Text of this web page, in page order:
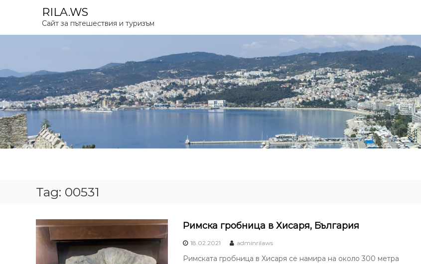
p
c
o
n
t
e
n
t
RILA.WS
Сайт за пътешествия и туризъм
Tag: 00531
Римска гробница в Хисаря, България
18.02.2021 adminrilaws
Римската гробница в Хисаря се намира на около 300 метра